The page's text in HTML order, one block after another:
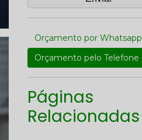
Orçamento por Whatsapp
Orçamento pelo Telefone
Páginas
Relacionadas